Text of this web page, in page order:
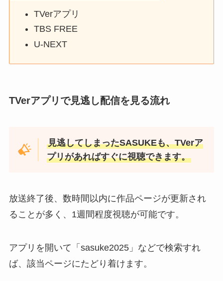
TVerアプリ
TBS FREE
U-NEXT
TVerアプリで見逃し配信を見る流れ
見逃してしまったSASUKEも、TVerア
プリがあればすぐに視聴できます。
放送終了後、数時間以内に作品ページが更新され
ることが多く、1週間程度視聴が可能です。
アプリを開いて「sasuke2025」などで検索すれ
ば、該当ページにたどり着けます。